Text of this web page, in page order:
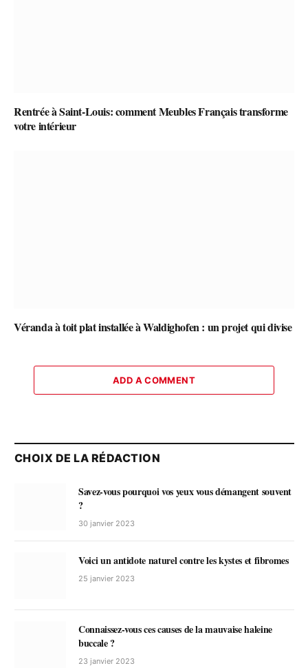
Rentrée à Saint-Louis: comment Meubles Français transforme
votre intérieur
Véranda à toit plat installée à Waldighofen : un projet qui divise
ADD A COMMENT
CHOIX DE LA RÉDACTION
Savez-vous pourquoi vos yeux vous démangent souvent
?
30 janvier 2023
Voici un antidote naturel contre les kystes et fibromes
25 janvier 2023
Connaissez-vous ces causes de la mauvaise haleine
buccale ?
23 janvier 2023